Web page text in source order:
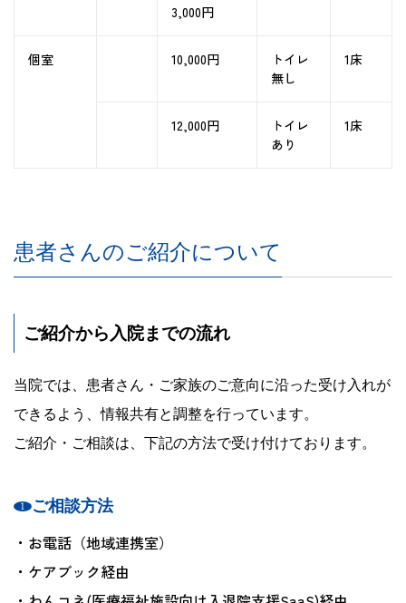
個室
3,000円
10,000円
12,000円
トイレ
無し
トイレ
あり
1床
1床
患者さんのご紹介について
ご紹介から入院までの流れ
当院では、患者さん・ご家族のご意向に沿った受け入れが
できるよう、情報共有と調整を行っています。
ご紹介・ご相談は、下記の方法で受け付けております。
ご相談方法
お電話（地域連携室）
ケアブック経由